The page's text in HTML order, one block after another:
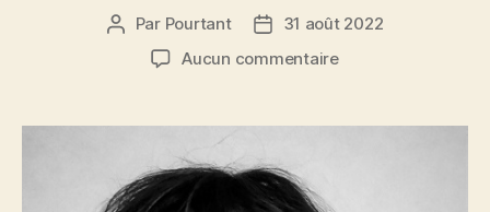
Auteur
l’article
Par Pourtant
Date31 août 2022
Aucun commentairesur